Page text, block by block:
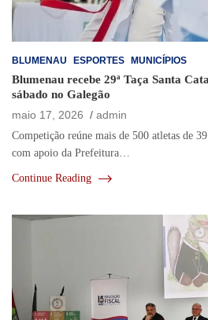
BLUMENAU ESPORTES MUNICÍPIOS
Blumenau recebe 29ª Taça Santa
sábado no Galegão
maio 17, 2026
admin
Competição reúne mais de 500 atletas de
com apoio da Prefeitura…
Continue Reading